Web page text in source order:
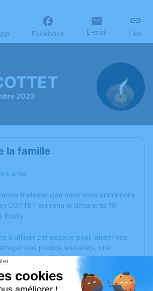
Facebook E-mail Lien
2023
la famille
amis,
tristesse que nous vous annonçons
COTTET survenu le dimanche 19
Ecully.
à utiliser cet espace pour laisser vos
des photos souvenirs, une
vos pensées à travers des poèmes
endroit est un lieu d'expression dédié à
de Lucien COTTET.